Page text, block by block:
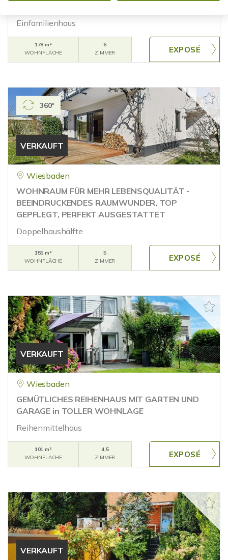
Einfamilienhaus
178 m²
WOHNFLÄCHE
6
ZIMMER
VERKAUFT
360°
Wiesbaden
WOHNRAUM FÜR MEHR LEBENSQUALITÄT -
BEEINDRUCKENDES RAUMWUNDER, TOP
GEPFLEGT, PERFEKT AUSGESTATTET
Doppelhaushälfte
155 m²
WOHNFLÄCHE
5
ZIMMER
VERKAUFT
Wiesbaden
GEMÜTLICHES REIHENHAUS MIT GARTEN UND
GARAGE in TOLLER WOHNLAGE
Reihenmittelhaus
101 m²
WOHNFLÄCHE
4,5
ZIMMER
VERKAUFT